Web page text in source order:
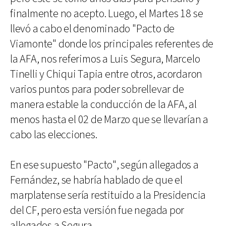
finalmente no acepto. Luego, el Martes 18 se
llevó a cabo el denominado "Pacto de
Viamonte" donde los principales referentes de
la AFA, nos referimos a Luis Segura, Marcelo
Tinelli y Chiqui Tapia entre otros, acordaron
varios puntos para poder sobrellevar de
manera estable la conducción de la AFA, al
menos hasta el 02 de Marzo que se llevarían a
cabo las elecciones.
En ese supuesto "Pacto", según allegados a
Fernández, se habría hablado de que el
marplatense sería restituido a la Presidencia
del CF, pero esta versión fue negada por